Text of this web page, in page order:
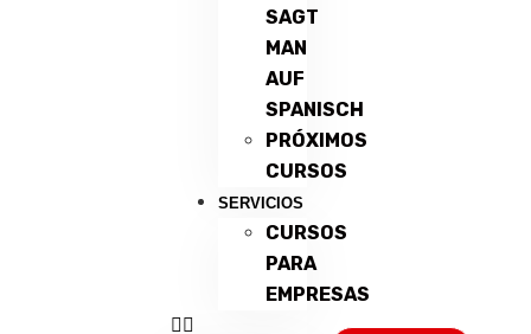
SAGT
MAN
AUF
SPANISCH
PRÓXIMOS
CURSOS
SERVICIOS
CURSOS
PARA
EMPRESAS